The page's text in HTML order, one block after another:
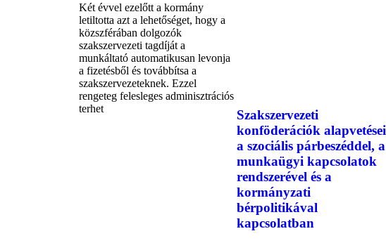
Két évvel ezelőtt a kormány
letiltotta azt a lehetőséget, hogy a
közszférában dolgozók
szakszervezeti tagdíját a
munkáltató automatikusan levonja
a fizetésből és továbbítsa a
szakszervezeteknek. Ezzel
rengeteg felesleges adminisztrációs
terhet
Szakszervezeti
konföderációk alapvetései
a szociális párbeszéddel, a
munkaügyi kapcsolatok
rendszerével és a
kormányzati
bérpolitikával
kapcsolatban